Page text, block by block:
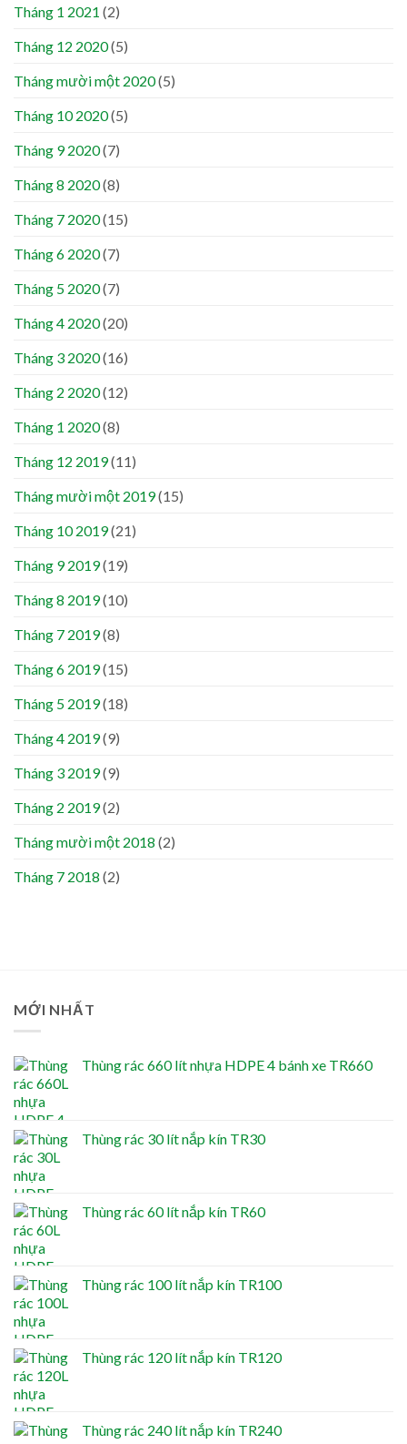
Tháng 1 2021 (2)
Tháng 12 2020(5)
Tháng mười một 2020(5)
Tháng 10 2020(5)
Tháng 9 2020(7)
Tháng 8 2020(8)
Tháng 7 2020(15)
Tháng 6 2020(7)
Tháng 5 2020(7)
Tháng 4 2020(20)
Tháng 3 2020(16)
Tháng 2 2020(12)
Tháng 1 2020(8)
Tháng 12 2019(11)
Tháng mười một 2019(15)
Tháng 10 2019(21)
Tháng 9 2019(19)
Tháng 8 2019(10)
Tháng 7 2019(8)
Tháng 6 2019(15)
Tháng 5 2019(18)
Tháng 4 2019(9)
Tháng 3 2019(9)
Tháng 2 2019(2)
Tháng mười một 2018 (2)
Tháng 7 2018 (2)
MỚI NHẤT
Thùng rác 660 lít nhựa HDPE 4 bánh xe TR660
Thùng rác 30 lít nắp kín TR30
Thùng rác 60 lít nắp kín TR60
Thùng rác 100 lít nắp kín TR100
Thùng rác 120 lít nắp kín TR120
Thùng rác 240 lít nắp kín TR240